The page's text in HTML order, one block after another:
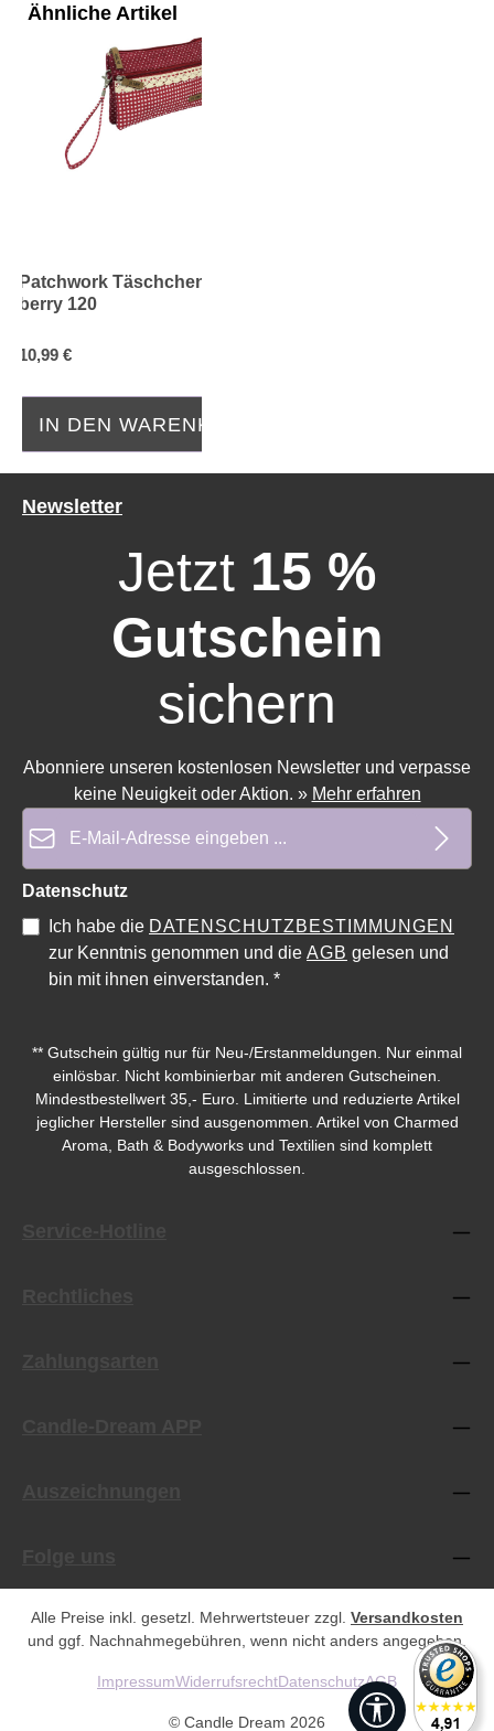
Ähnliche Artikel
Patchwork Täschchen Karo
berry 120
10,99 €
Durchschnittliche Bewertung von 0 von 5 Sternen
IN DEN WARENKORB
Newsletter
Jetzt 15 %
Gutschein
sichern
Abonniere unseren kostenlosen Newsletter und verpasse
keine Neuigkeit oder Aktion. » Mehr erfahren
Datenschutz
Ich habe die DATENSCHUTZBESTIMMUNGEN
zur Kenntnis genommen und die AGB gelesen und
bin mit ihnen einverstanden. *
** Gutschein gültig nur für Neu-/Erstanmeldungen. Nur einmal
einlösbar. Nicht kombinierbar mit anderen Gutscheinen.
Mindestbestellwert 35,- Euro. Limitierte und reduzierte Artikel
jeglicher Hersteller sind ausgenommen. Artikel von Charmed
Aroma, Bath & Bodyworks und Textilien sind komplett
ausgeschlossen.
Alle Preise inkl. gesetzl. Mehrwertsteuer zzgl. Versandkosten
und ggf. Nachnahmegebühren, wenn nicht anders angegeben.
© Candle Dream 2026
ImpressumWiderrufsrechtDatenschutzAGB